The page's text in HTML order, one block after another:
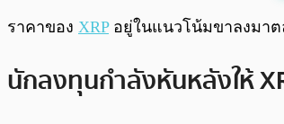
พร้อมเล่น
ราคาของ XRPอยู่ในแนวโน้มขาลงมาต
นักลงทุนกำลังหันหลังให้